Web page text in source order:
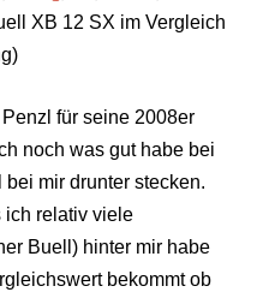
XB 12 SX im Vergleich
für seine 2008er
noch was gut habe bei
bei mir drunter stecken.
ich relativ viele
Buell) hinter mir habe
bekommt ob